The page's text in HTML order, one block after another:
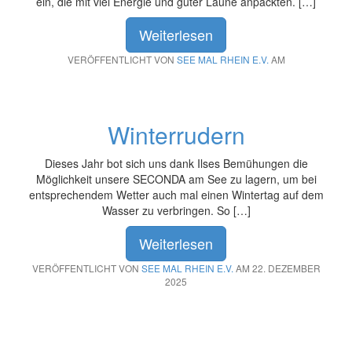
Weiterlesen
VERÖFFENTLICHT VON SEE MAL RHEIN E.V. AM
Winterrudern
Dieses Jahr bot sich uns dank Ilses Bemühungen die
Möglichkeit unsere SECONDA am See zu lagern, um bei
entsprechendem Wetter auch mal einen Wintertag auf dem
Wasser zu verbringen. So […]
Weiterlesen
VERÖFFENTLICHT VON SEE MAL RHEIN E.V. AM 22. DEZEMBER
2025